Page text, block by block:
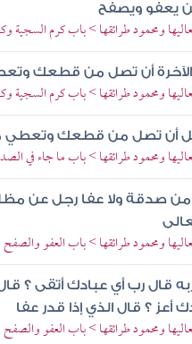
يعفو ويصفح
ومحمود طرائقها > باب كرم السجية
والآخرة أن تصل من قطعك
ومحمود طرائقها > باب كرم السجية
أن تصل من قطعك
ومحمود طرائقها > باب ما جاء في
صدقة ولا عفا رجل عن مظلمة
ومحمود طرائقها > باب العفو
قال رب أي عبادك أتقى ؟ قال
أعز ؟ قال الذي إذا قدر عفا
ومحمود طرائقها > باب العفو